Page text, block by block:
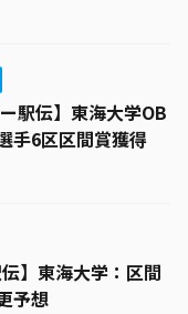
駅伝】東海大学OB
手6区区間賞獲得
】東海大学：区間
予想